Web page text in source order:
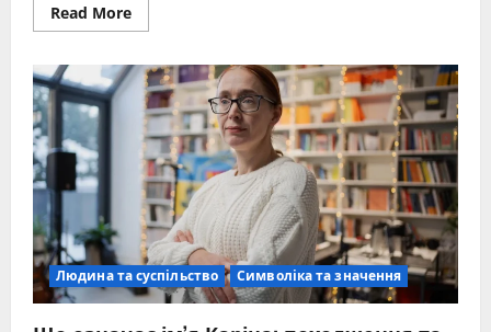
Read MoreRead
more
значення
імені:
походження,
характер
таємниці
Людина та суспільство Символіка та значення